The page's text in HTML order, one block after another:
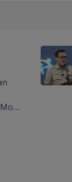
lain